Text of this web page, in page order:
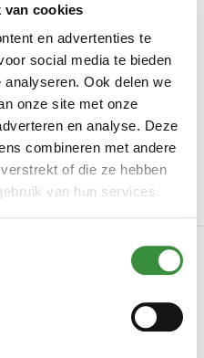
van cookies
en advertenties te
social media te bieden
Ook delen we
onze site met onze
en analyse. Deze
combineren met andere
of die ze hebben
van hun services.
de truffel over de pasta
succes!